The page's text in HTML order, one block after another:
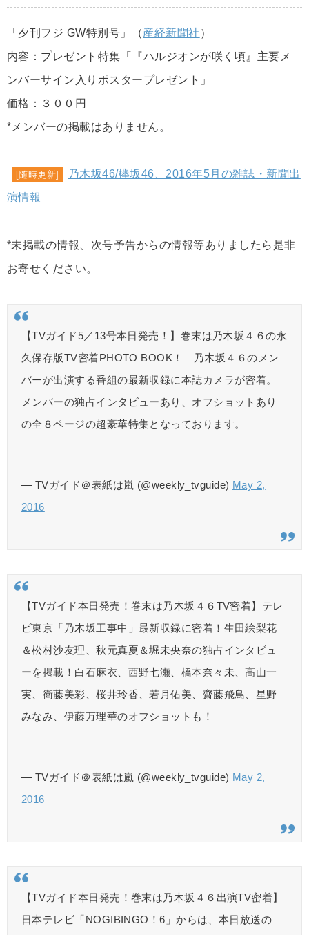
「夕刊フジ GW特別号」（産経新聞社 ）
内容：プレゼント特集「『ハルジオンが咲く頃』主要メ
ンバーサイン入りポスタープレゼント」
価格：３００円
*メンバーの掲載はありません。
[随時更新]
乃木坂46/欅坂46、2016年5月の雑誌・新聞出
演情報
*未掲載の情報、次号予告からの情報等ありましたら是非
お寄せください。
【TVガイド5／13号本日発売！】巻末は乃木坂４６の永
久保存版TV密着PHOTO BOOK！ 乃木坂４６のメン
バーが出演する番組の最新収録に本誌カメラが密着。
メンバーの独占インタビューあり、オフショットあり
の全８ページの超豪華特集となっております。
— TVガイド＠表紙は嵐 (@weekly_tvguide) May 2,
2016
【TVガイド本日発売！巻末は乃木坂４６TV密着】テレ
ビ東京「乃木坂工事中」最新収録に密着！生田絵梨花
＆松村沙友理、秋元真夏＆堀未央奈の独占インタビュ
ーを掲載！白石麻衣、西野七瀬、橋本奈々未、高山一
実、衛藤美彩、桜井玲香、若月佑美、齋藤飛鳥、星野
みなみ、伊藤万理華のオフショットも！
— TVガイド＠表紙は嵐 (@weekly_tvguide) May 2,
2016
【TVガイド本日発売！巻末は乃木坂４６出演TV密着】
日本テレビ「NOGIBINGO！6」からは、本日放送の